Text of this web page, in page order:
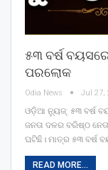
୫୩ ବର୍ଷ
ପରଲୋକ
Odia News Jul 27,
ଓଡ଼ିଆ ନ୍ୟୁଜ୍: ୫୩ ବର୍ଷ
ଜନତା ଦଳର ବରିଷ୍ଠ
ଘଟିଛି। ମାତ୍ର ୫୩ ବର୍ଷ
READ MORE...